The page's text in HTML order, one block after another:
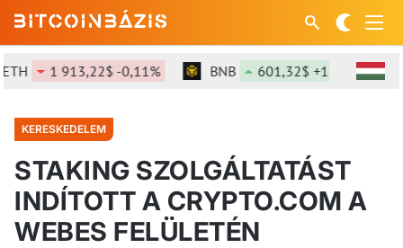
1 913,22$ -0,11% BNB 601,32$ +1,2%
KERESKEDELEM
STAKING SZOLGÁLTATÁST
INDÍTOTT A CRYPTO.COM A
WEBES FELÜLETÉN